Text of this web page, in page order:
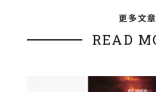
更多文章
READ